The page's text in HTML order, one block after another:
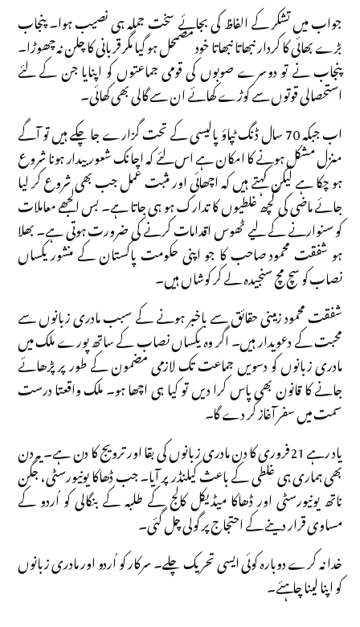
جواب میں تشکر کے الفاظ کی بجائے سخت جملہ ہی نصیب ہوا۔ پنجاب
بڑے بھائی کا کردار نبھاتا نبھاتا خود مضمحل ہو گیا مگر قربانی کا چلن نہ چھوڑا۔
پنجاب نے تو دوسرے صوبوں کی قومی جماعتوں کو اپنایا جن کے لئے
استحصالی قوتوں سے کوڑے کھائے ان سے گالی بھی کھائی۔
اب جبکہ 70 سال ڈنگ ٹپاؤ پالیسی کے تحت گزارے جا چکے ہیں تو آگے
منزل مشکل ہونے کا امکان ہے اس لئے کہ اچانک شعور بیدار ہونا شروع
ہو چکا ہے لیکن کہتے ہیں کہ اچھائی اور مثبت عمل جب بھی شروع کر لیا
جائے ماضی کی کچھ غلطیوں کا تدارک ہو ہی جاتا ہے۔ بس الجھے معاملات
کو سنوارنے کے لیے ٹھوس اقدامات کرنے کی ضرورت ہوتی ہے۔ بھلا
ہو شفقت محمود صاحب کا جو اپنی حکومت پاکستان کے منشور یکساں
نصاب کو سچ مچ سنجیدہ لے کر کوشاں ہیں۔
شفقت محمود زمینی حقائق سے باخبر ہونے کے سبب مادری زبانوں سے
محبت کے دعویدار ہیں۔ اگر وہ یکساں نصاب کے ساتھ پورے ملک میں
مادری زبانوں کو دسویں جماعت تک لازمی مضمون کے طور پر پڑھائے
جانے کا قانون بھی پاس کرا دیں تو کیا ہی اچھا ہو۔ ملک واقعتا درست
سمت میں سفر آغاز کر دے گا۔
یاد رہے 21فروری کا دن مادری زبانوں کی بقا اور ترویج کا دن ہے۔ یہ دن
بھی ہماری ہی غلطی کے باعث کیلنڈر پر آیا۔ جب ڈھاکا یونیورسٹی، جگن
ناتھ یونیورسٹی اور ڈھاکا میڈیکل کالج کے طلبہ کے بنگالی کو اُردو کے
مساوی قرار دینے کے احتجاج پر گولی چل گئی۔
خدا نہ کرے دوبارہ کوئی ایسی تحریک چلے۔ سرکار کو اُردو اور مادری زبانوں
کو اپنا لینا چاہئے۔